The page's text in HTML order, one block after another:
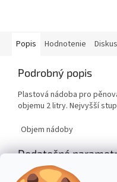
Popis Hodnotenie
Podrobný popis
Plastová nádoba pro
objemu 2 litry. Nejvyšší
Objem nádoby
Dodatočné
Kategória